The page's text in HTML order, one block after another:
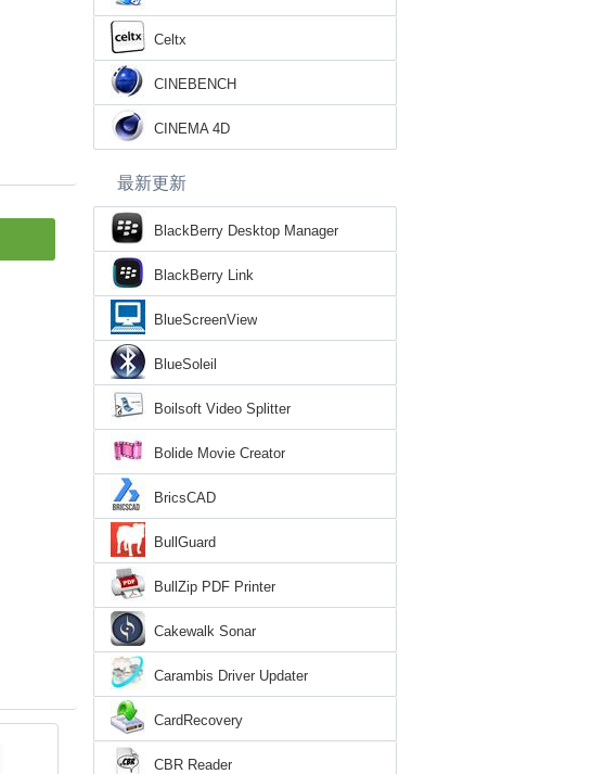
Celtx
CINEBENCH
CINEMA 4D
最新更新
BlackBerry Desktop Manager
BlackBerry Link
BlueScreenView
BlueSoleil
Boilsoft Video Splitter
Bolide Movie Creator
BricsCAD
BullGuard
BullZip PDF Printer
Cakewalk Sonar
Carambis Driver Updater
CardRecovery
CBR Reader